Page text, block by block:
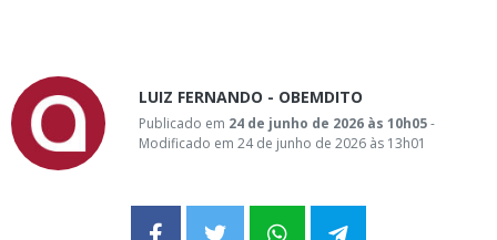
LUIZ FERNANDO - OBEMDITO
Publicado em 24 de junho de 2026 às 10h05-
Modificado em 24 de junho de 2026 às 13h01